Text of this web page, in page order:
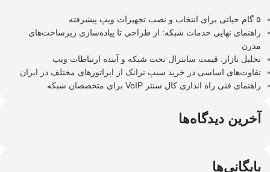
۵ گام حیاتی برای انتخاب و نصب تجهیزات ویپ پیشرفته
راهنمای نهایی خدمات شبکه: از طراحی تا پیاده‌سازی زیرساخت‌های
مدرن
تحلیل بازار: قیمت سانترال تحت شبکه و آینده ارتباطات ویپ
تفاوت‌های اساسی در خرید سیپ ترانک از اپراتورهای مختلف در ایران
راهنمای فنی راه اندازی کال سنتر VoIP برای متخصصان شبکه
آخرین دیدگاه‌ها
بایگانی‌ها